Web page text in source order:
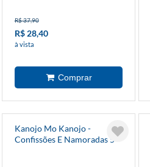
R$ 37,90
R$ 28,40
à vista
Kanojo Mo Kanojo -
Confissões E Namoradas 5